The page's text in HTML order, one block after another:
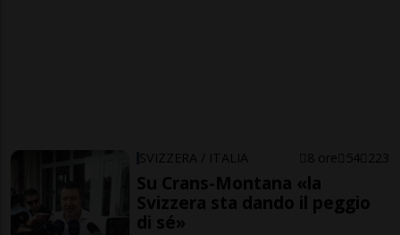
SVIZZERA / ITALIA 8 ore 54 223
Su Crans-Montana «la
Svizzera sta dando il peggio
di sé»